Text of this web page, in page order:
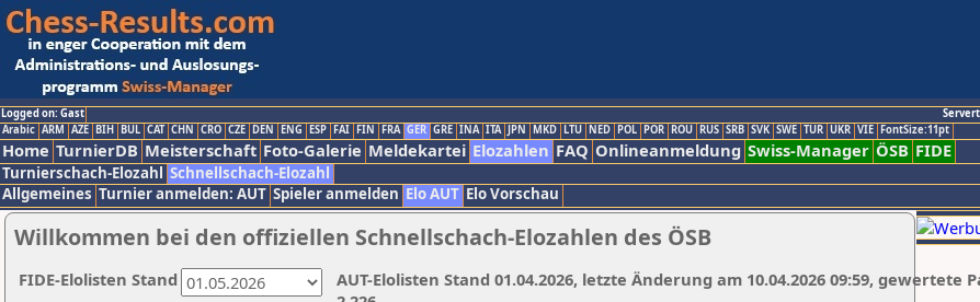
Logged on: Gast
Arabic ARM AZE BIH BUL CAT CHN CRO CZE DEN ENG ESP FAI FIN FRA GER GRE INA ITA JPN MKD LTU NED POL POR ROU RUS SRB SVK SWE TUR UKR VIE FontSize:11pt
Home TurnierDB Meisterschaft Foto-Galerie Meldekartei Elozahlen FAQ Onlineanmeldung Swiss-Manager ÖSB FIDE
Turnierschach-Elozahl Schnellschach-Elozahl
Allgemeines Turnier anmelden: AUT Spieler anmelden Elo AUT Elo Vorschau
Willkommen bei den offiziellen Schnellschach-Elozahlen des ÖSB
AUT-Elolisten Stand 01.04.2026, letzte Änderung am 10.04.2026 09:59, gewertete
FIDE-Elolisten Stand